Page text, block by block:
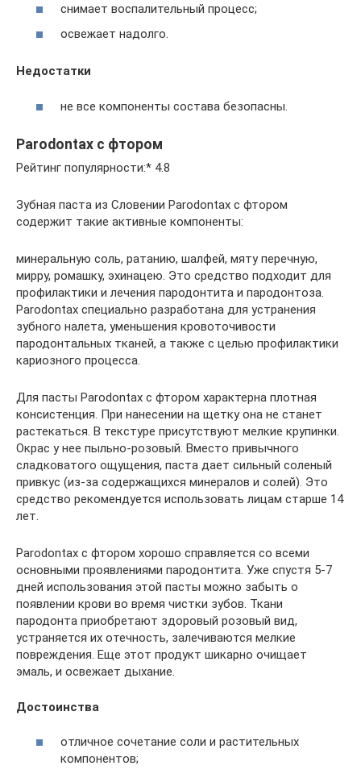
снимает воспалительный процесс;
освежает надолго.
Недостатки
не все компоненты состава безопасны.
Parodontax с фтором
Рейтинг популярности:* 4.8
Зубная паста из Словении Parodontax с фтором
содержит такие активные компоненты:
минеральную соль, ратанию, шалфей, мяту перечную,
мирру, ромашку, эхинацею. Это средство подходит для
профилактики и лечения пародонтита и пародонтоза.
Parodontax специально разработана для устранения
зубного налета, уменьшения кровоточивости
пародонтальных тканей, а также с целью профилактики
кариозного процесса.
Для пасты Parodontax с фтором характерна плотная
консистенция. При нанесении на щетку она не станет
растекаться. В текстуре присутствуют мелкие крупинки.
Окрас у нее пыльно-розовый. Вместо привычного
сладковатого ощущения, паста дает сильный соленый
привкус (из-за содержащихся минералов и солей). Это
средство рекомендуется использовать лицам старше 14
лет.
Parodontax с фтором хорошо справляется со всеми
основными проявлениями пародонтита. Уже спустя 5-7
дней использования этой пасты можно забыть о
появлении крови во время чистки зубов. Ткани
пародонта приобретают здоровый розовый вид,
устраняется их отечность, залечиваются мелкие
повреждения. Еще этот продукт шикарно очищает
эмаль, и освежает дыхание.
Достоинства
отличное сочетание соли и растительных
компонентов;